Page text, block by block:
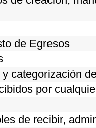
de Egresos
categorización
por
de recibir,